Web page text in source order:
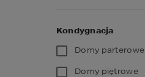
Kondygnacja
Domy parterowe
Domy piętrowe